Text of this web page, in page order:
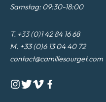
Samstag: 09:30-18:00
T. +33 (0)1 42 84 16 68
M. +33 (0)6 13 04 40 72
contact@camillesourget.com